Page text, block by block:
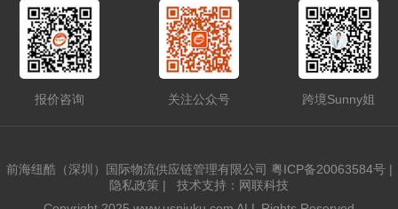
报价咨询 关注公众号 跨境Sunny姐
前海纽酷（深圳）国际物流供应链管理有限公司 粤ICP备20063584号|
隐私政策 |
技术支持：网联科技